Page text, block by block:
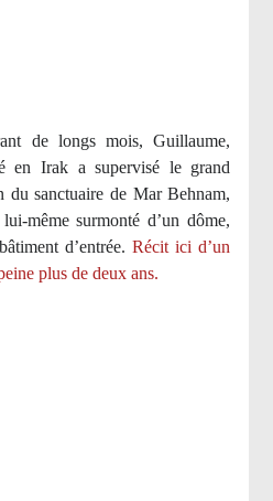
de longs mois, Guillaume,
en Irak a supervisé le grand
du sanctuaire de Mar Behnam,
même surmonté d’un dôme,
d’entrée.Récit ici d’un
plus de deux ans.